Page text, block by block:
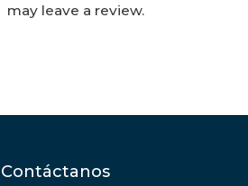
may leave a review.
Contáctanos